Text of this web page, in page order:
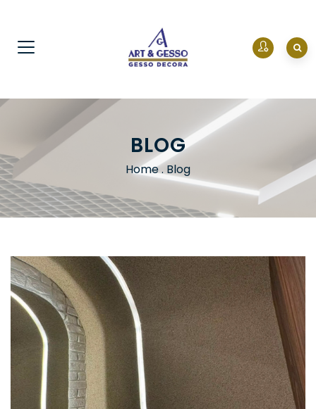
BLOG
Home. Blog